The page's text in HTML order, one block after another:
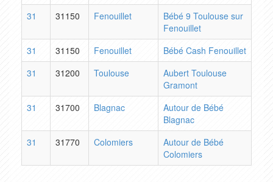
31
31150 Fenouillet
Bébé 9 Toulouse sur
Fenouillet
31
31150 Fenouillet
Bébé Cash Fenouillet
31
31200 Toulouse
Aubert Toulouse
Gramont
31
31700 Blagnac
Autour de Bébé
Blagnac
31
31770 Colomiers
Autour de Bébé
Colomiers